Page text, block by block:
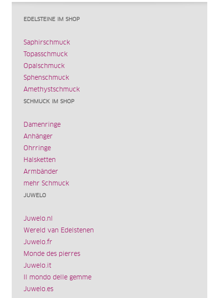
EDELSTEINE IM SHOP
Saphirschmuck
Topasschmuck
Opalschmuck
Sphenschmuck
Amethystschmuck
SCHMUCK IM SHOP
Damenringe
Anhänger
Ohrringe
Halsketten
Armbänder
mehr Schmuck
JUWELO
Juwelo.nl
Wereld van Edelstenen
Juwelo.fr
Monde des pierres
Juwelo.it
Il mondo delle gemme
Juwelo.es